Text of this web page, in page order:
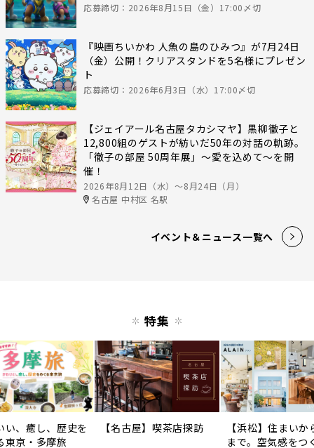
応募締切：2026年8月15日（金）17:00〆切
『映画ちいかわ 人魚の島のひみつ』が7月24日
（金）公開！クリアスタンドを5名様にプレゼン
ト
応募締切：2026年6月3日（水）17:00〆切
【ジェイアール名古屋タカシマヤ】黒柳徹子と
12,800組のゲストが紡いだ50年の対話の軌跡。
「徹子の部屋 50周年展」～愛を込めて～を開
催！
2026年8月12日（水）〜8月24日（月）
名古屋 中村区 名駅
イベント＆ニュース一覧へ
特集
い、癒し、歴史を
東京・多摩旅
【名古屋】喫茶店探訪
【浜松】住まいか
まで。空気感をつ